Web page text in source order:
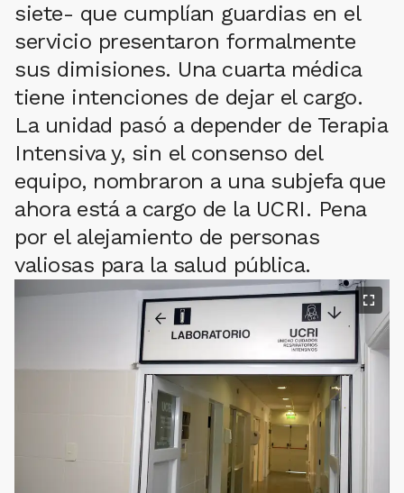
siete- que cumplían guardias en el
servicio presentaron formalmente
sus dimisiones. Una cuarta médica
tiene intenciones de dejar el cargo.
La unidad pasó a depender de Terapia
Intensiva y, sin el consenso del
equipo, nombraron a una subjefa que
ahora está a cargo de la UCRI. Pena
por el alejamiento de personas
valiosas para la salud pública.